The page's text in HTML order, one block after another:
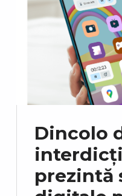
Dincolo
prezintă